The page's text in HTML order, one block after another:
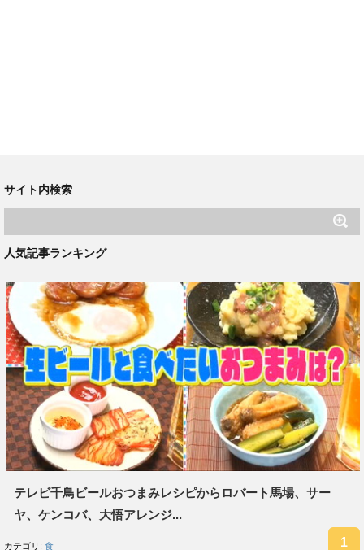
サイト内検索
人気記事ランキング
テレビ千鳥ビールおつまみレシピからロバート馬場、サー
ヤ、ケンコバ、大悟アレンジ...
カテゴリ: 食